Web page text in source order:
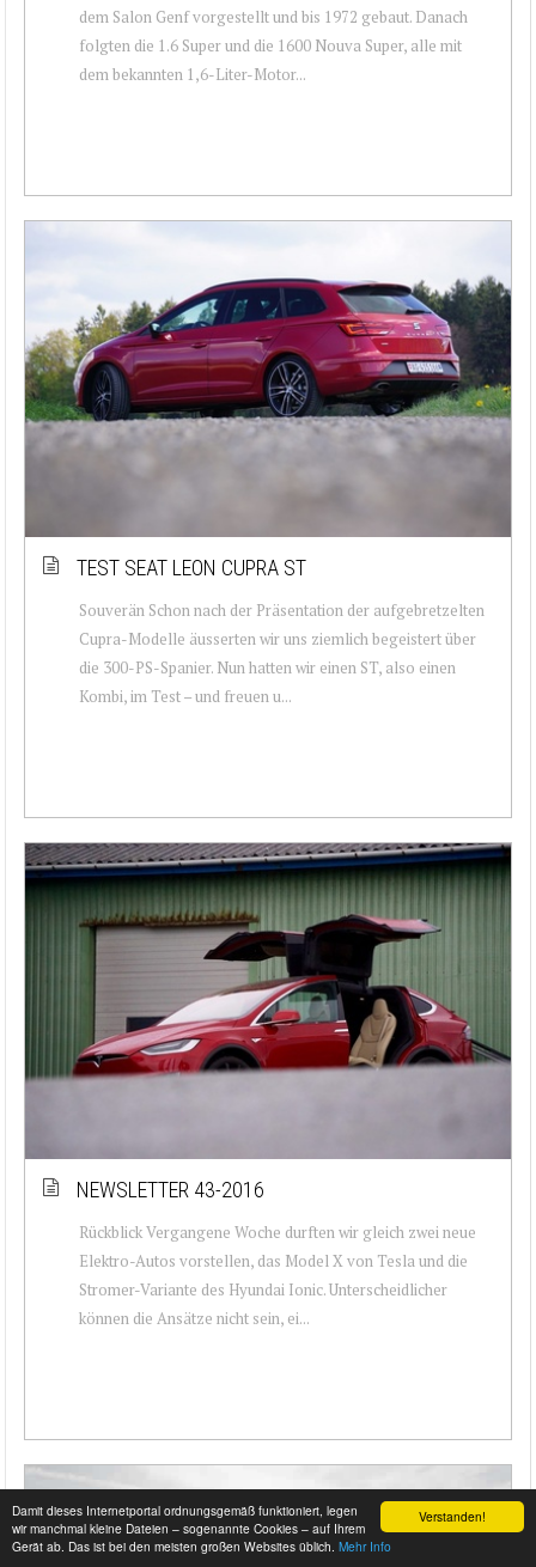
Verstanden!
Damit dieses Internetportal ordnungsgemäß funktioniert, legen
wir manchmal kleine Dateien – sogenannte Cookies – auf Ihrem
Gerät ab. Das ist bei den meisten großen Websites üblich. Mehr Info
dem Salon Genf vorgestellt und bis 1972 gebaut. Danach
folgten die 1.6 Super und die 1600 Nouva Super, alle mit
dem bekannten 1,6-Liter-Motor...
TEST SEAT LEON CUPRA ST
Souverän Schon nach der Präsentation der aufgebretzelten
Cupra-Modelle äusserten wir uns ziemlich begeistert über
die 300-PS-Spanier. Nun hatten wir einen ST, also einen
Kombi, im Test – und freuen u...
NEWSLETTER 43-2016
Rückblick Vergangene Woche durften wir gleich zwei neue
Elektro-Autos vorstellen, das Model X von Tesla und die
Stromer-Variante des Hyundai Ionic. Unterscheidlicher
können die Ansätze nicht sein, ei...